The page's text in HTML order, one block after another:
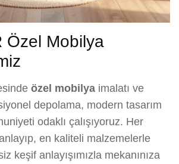
Özel Mobilya
özel mobilya imalatı ve
depolama, modern tasarım
odaklı çalışıyoruz. Her
en kaliteli malzemelerle
keşif anlayışımızla mekanınıza